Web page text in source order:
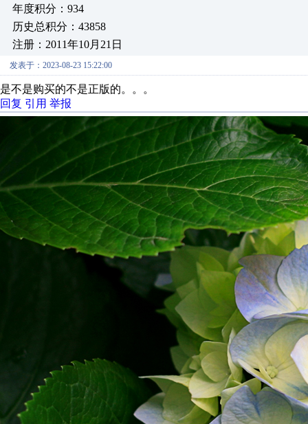
年度积分：934
历史总积分：43858
注册：2011年10月21日
发表于：2023-08-23 15:22:00
是不是购买的不是正版的。。。
回复 引用 举报